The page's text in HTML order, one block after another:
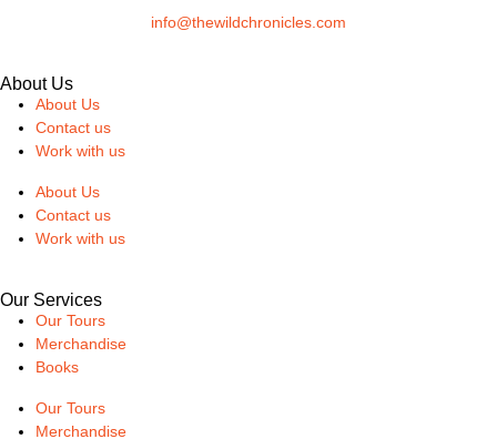
info@thewildchronicles.com
About Us
About Us
Contact us
Work with us
About Us
Contact us
Work with us
Our Services
Our Tours
Merchandise
Books
Our Tours
Merchandise